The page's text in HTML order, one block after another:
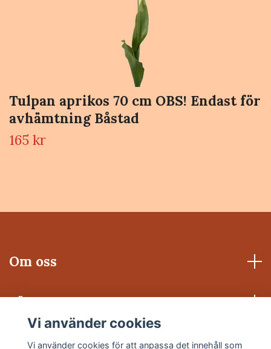
Tulpan aprikos 70 cm OBS! Endast för
avhämtning Båstad
165 kr
Om oss
Läs mer
Sociala medier
Vi använder cookies
Vi använder cookies för att anpassa det innehåll som